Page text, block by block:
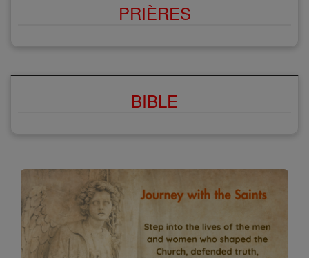
PRIÈRES
BIBLE